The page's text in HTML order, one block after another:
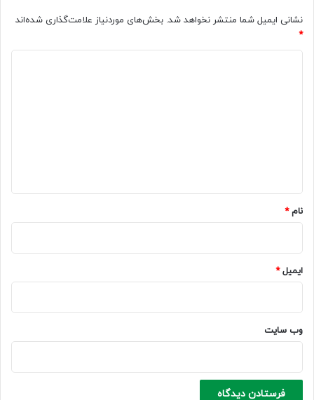
نشانی ایمیل شما منتشر نخواهد شد. بخش‌های موردنیاز علامت‌گذاری شده‌اند
*
نام*
ایمیل*
وب‌ سایت